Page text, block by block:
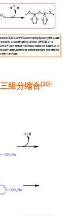
三组分缩合[20]-